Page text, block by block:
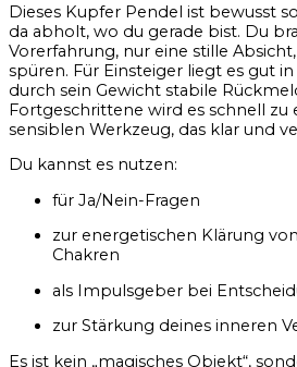
Dieses Kupfer Pendel ist bewusst
da abholt, wo du gerade bist. Du
Vorerfahrung, nur eine stille
spüren. Für Einsteiger liegt es gut
durch sein Gewicht stabile
Fortgeschrittene wird es schnell zu
sensiblen Werkzeug, das klar und
Du kannst es nutzen:
für Ja/Nein-Fragen
zur energetischen Klärung
Chakren
als Impulsgeber bei
zur Stärkung deines inneren
Es ist kein „magisches Objekt“,